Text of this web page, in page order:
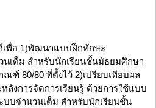
เพื่อ 1)พัฒนาแบบฝึกทักษะ
นเต็ม สำหรับนักเรียนชั้นมัธยมศึกษา
ฑ์ 80/80 ที่ตั้งไว้ 2)เปรียบเทียบผล
ลังการจัดการเรียนรู้ ด้วยการใช้แบบ
บจำนวนเต็ม สำหรับนักเรียนชั้น